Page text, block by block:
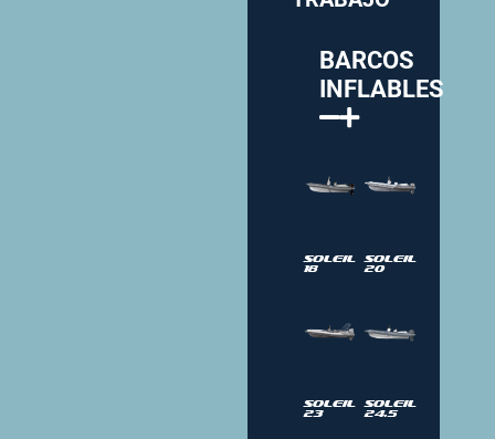
BARCOS
INFLABLES
Soleil
18
Soleil
20
Soleil
23
Soleil
24.5